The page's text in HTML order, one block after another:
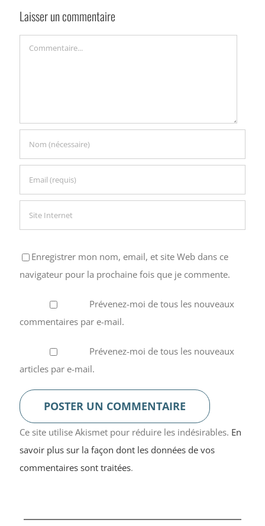
Laisser un commentaire
Commentaire
Enregistrer mon nom, email, et site Web dans ce
navigateur pour la prochaine fois que je commente.
Prévenez-moi de tous les nouveaux
commentaires par e-mail.
Prévenez-moi de tous les nouveaux
articles par e-mail.
Ce site utilise Akismet pour réduire les indésirables. En
savoir plus sur la façon dont les données de vos
commentaires sont traitées.